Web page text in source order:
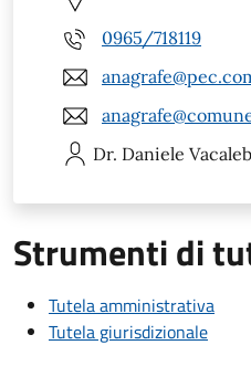
0965/718119
Dr. Daniele
Strumenti di
Tutela amministrativa
Tutela giurisdizionale